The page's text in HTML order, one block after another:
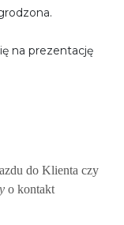
na prezentację
do Klienta czy
o kontakt